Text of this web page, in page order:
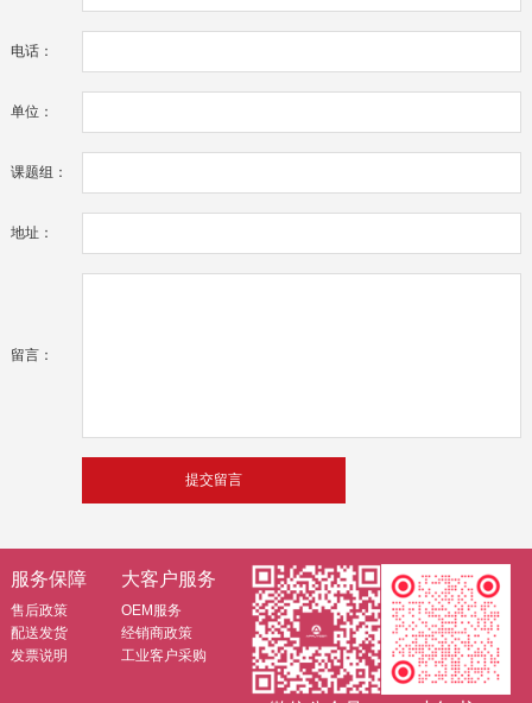
电话：
单位：
课题组：
地址：
留言：
服务保障
售后政策
配送发货
发票说明
大客户服务
OEM服务
经销商政策
工业客户采购